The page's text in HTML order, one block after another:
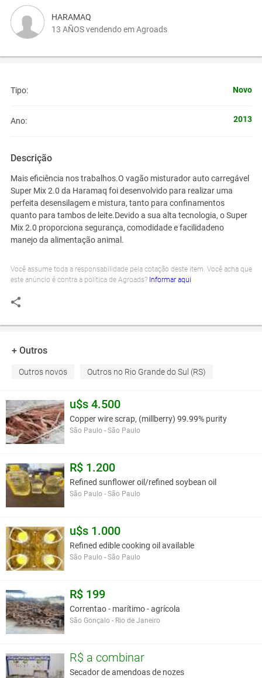
HARAMAQ
13 AÑOS vendendo em Agroads
Tipo: Novo
Ano: 2013
Descrição
Mais eficiência nos trabalhos.O vagão misturador auto carregável
Super Mix 2.0 da Haramaq foi desenvolvido para realizar uma
perfeita desensilagem e mistura, tanto para confinamentos
quanto para tambos de leite.Devido a sua alta tecnologia, o Super
Mix 2.0 proporciona segurança, comodidade e facilidadeno
manejo da alimentação animal.
Você assume toda a responsabilidade pela cotação deste item. Você acha que
este anúncio é contra a política de Agroads? Informar aqui
+ Outros
Outros novos Outros no Rio Grande do Sul (RS)
u$s 4.500
Copper wire scrap, (millberry) 99.99% purity
São Paulo - São Paulo
R$ 1.200
Refined sunflower oil/refined soybean oil
São Paulo - São Paulo
u$s 1.000
Refined edible cooking oil available
São Paulo - São Paulo
R$ 199
Correntao - marítimo - agrícola
São Gonçalo - Rio de Janeiro
R$ a combinar
Secador de amendoas de nozes